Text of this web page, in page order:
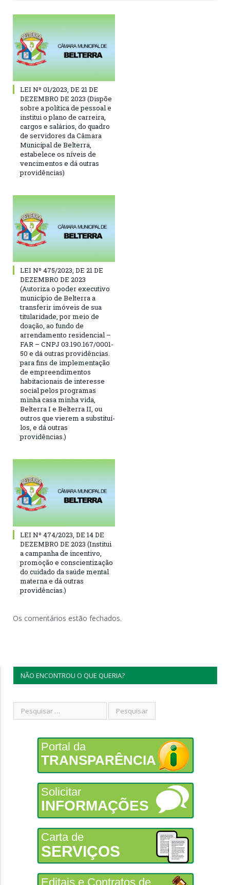
LEI Nº 01/2023, DE 21 DE
DEZEMBRO DE 2023 (Dispõe
sobre a política de pessoal e
institui o plano de carreira,
cargos e salários, do quadro
de servidores da Câmara
Municipal de Belterra,
estabelece os níveis de
vencimentos e dá outras
providências)
LEI Nº 475/2023, DE 21 DE
DEZEMBRO DE 2023
(Autoriza o poder executivo
município de Belterra a
transferir imóveis de sua
titularidade, por meio de
doação, ao fundo de
arrendamento residencial –
FAR – CNPJ 03.190.167/0001-
50 e dá outras providências.
para fins de implementação
de empreendimentos
habitacionais de interesse
social pelos programas
minha casa minha vida,
Belterra I e Belterra II, ou
outros que vierem a substituí-
los, e dá outras
providências.)
LEI Nº 474/2023, DE 14 DE
DEZEMBRO DE 2023 (Institui
a campanha de incentivo,
promoção e conscientização
do cuidado da saúde mental
materna e dá outras
providências.)
Os comentários estão fechados.
NÃO ENCONTROU O QUE QUERIA?
Portal da
TRANSPARÊNCIA
Solicitar
INFORMAÇÕES
Carta de
SERVIÇOS
Editais e Contratos de